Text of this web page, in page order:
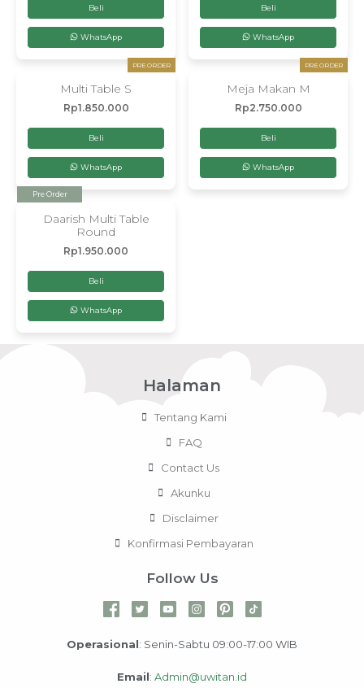
Beli
WhatsApp
Beli
WhatsApp
PRE ORDER
Multi Table S
Rp1.850.000
Beli
WhatsApp
PRE ORDER
Meja Makan M
Rp2.750.000
Beli
WhatsApp
Pre Order
Daarish Multi Table
Round
Rp1.950.000
Beli
WhatsApp
Halaman
Tentang Kami
FAQ
Contact Us
Akunku
Disclaimer
Konfirmasi Pembayaran
Follow Us
Operasional: Senin-Sabtu 09:00-17:00 WIB
Email: Admin@uwitan.id